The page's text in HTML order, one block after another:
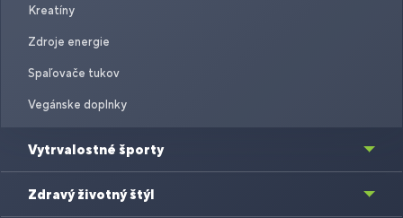
Kreatíny
Zdroje energie
Spaľovače tukov
Vegánske doplnky
Vytrvalostné športy
Zdravý životný štýl